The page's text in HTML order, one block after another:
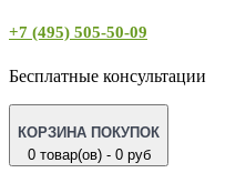
+7 (495) 505-50-09
Бесплатные консультации
КОРЗИНА ПОКУПОК
0 товар(ов) - 0 руб